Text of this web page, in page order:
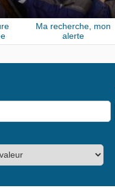
Ma recherche, mon
alerte